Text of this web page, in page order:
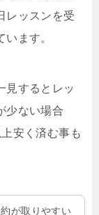
レッスンを受
ます。
見するとレッ
少ない場合
安く済む事も
が取りやすい